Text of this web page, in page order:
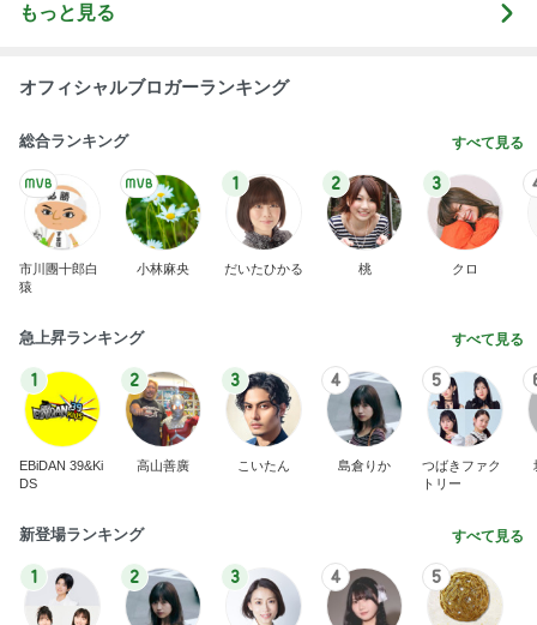
もっと見る
オフィシャルブロガーランキング
総合ランキング すべて見る
市川團十郎白
猿
小林麻央
1
だいたひかる
2
桃
3
クロ
急上昇ランキング すべて見る
1
EBiDAN 39&Ki
DS
2
高山善廣
3
こいたん
4
島倉りか
5
つばきファク
トリー
新登場ランキング すべて見る
1 2 3 4 5